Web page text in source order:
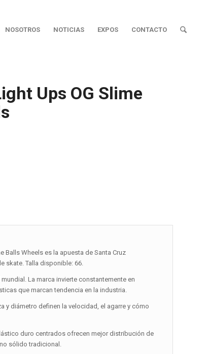
NOSOTROS NOTICIAS EXPOS CONTACTO
Ups OG Slime
Balls Wheels es la apuesta de Santa Cruz
skate. Talla disponible: 66.
La marca invierte constantemente en
que marcan tendencia en la industria.
y diámetro definen la velocidad, el agarre y cómo
duro centrados ofrecen mejor distribución de
sólido tradicional.